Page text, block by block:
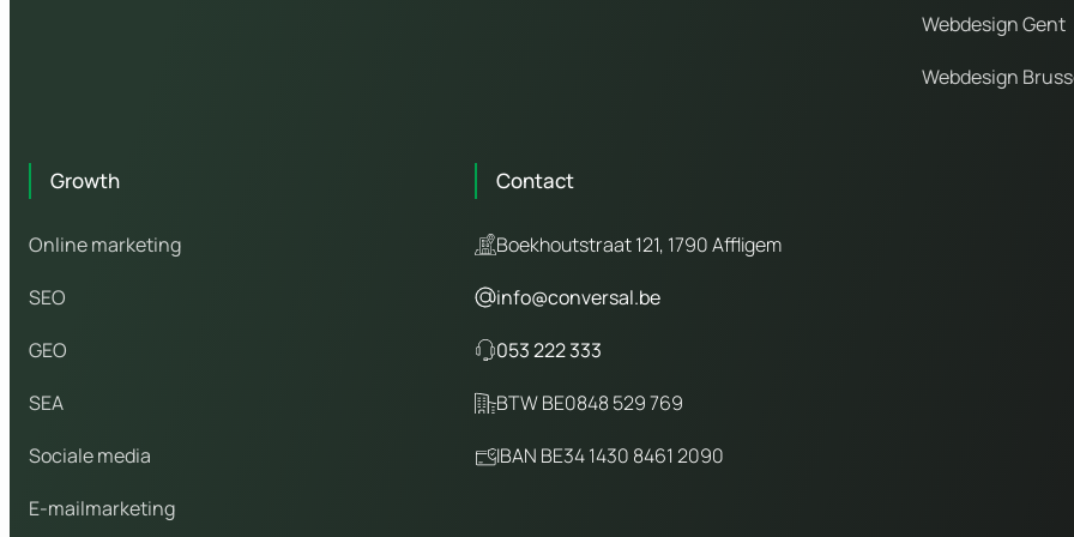
Webdesign Gent
Webdesign
Growth
Online marketing
SEO
GEO
SEA
Sociale media
E-mailmarketing
Contact
Boekhoutstraat 121, 1790 Affligem
info@conversal.be
053 222 333
BTW BE0848 529 769
IBAN BE34 1430 8461 2090